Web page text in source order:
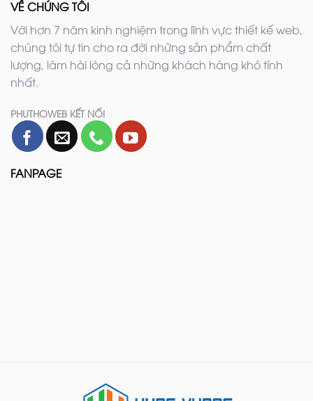
VỀ CHÚNG TÔI
Với hơn 7 năm kinh nghiệm trong lĩnh vực thiết kế web,
chúng tôi tự tin cho ra đời những sản phẩm chất
lượng, làm hài lòng cả những khách hàng khó tính
nhất.
PHUTHOWEB KẾT NỐI
FANPAGE